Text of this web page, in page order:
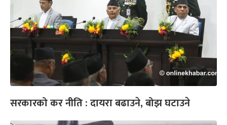
सरकारको कर नीति : दायरा बढाउने, बोझ घटाउने